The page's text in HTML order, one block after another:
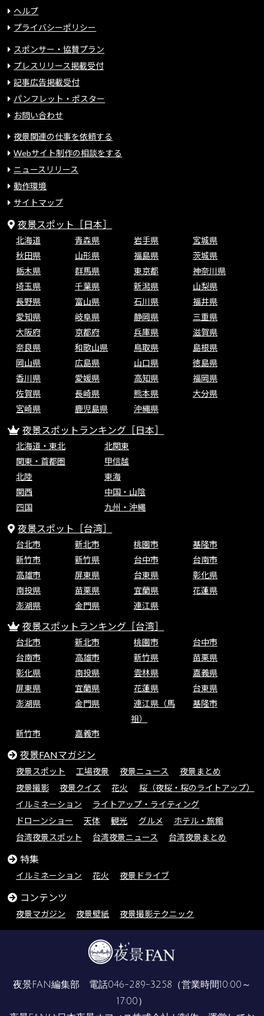
ヘルプ
プライバシーポリシー
スポンサー・協賛プラン
プレスリリース掲載受付
記事広告掲載受付
パンフレット・ポスター
お問い合わせ
夜景関連の仕事を依頼する
Webサイト制作の相談をする
ニュースリリース
動作環境
サイトマップ
夜景スポット［日本］
北海道 青森県 岩手県
宮城県
秋田県
山形県 福島県
茨城県
栃木県
群馬県 東京都
神奈川県
埼玉県
千葉県 新潟県
山梨県
長野県
富山県 石川県
福井県
愛知県
岐阜県 静岡県
三重県
大阪府
京都府 兵庫県
滋賀県
奈良県
和歌山県 鳥取県
島根県
岡山県
広島県 山口県
徳島県
香川県
愛媛県 高知県
福岡県
佐賀県
長崎県 熊本県
大分県
宮崎県
鹿児島県 沖縄県
夜景スポットランキング［日本］
北海道・東北
北関東
関東・首都圏
甲信越
北陸
東海
関西
中国・山陰
四国
九州・沖縄
夜景スポット［台湾］
台北市 新北市 桃園市
基隆市
新竹市
新竹県 台中市
台南市
高雄市
屏東県 台東県
彰化県
南投県
苗栗県 宜蘭県
花蓮県
澎湖県
金門県 連江県
夜景スポットランキング［台湾］
台北市 新北市 桃園市
台中市
台南市
高雄市 新竹県
苗栗県
彰化県
南投県 雲林県
嘉義県
屏東県
宜蘭県 花蓮県
台東県
澎湖県
金門県
連江県（馬
祖）
基隆市
新竹市 嘉義市
夜景FANマガジン
夜景スポット 工場夜景 夜景ニュース
夜景まとめ
夜景撮影
夜景クイズ 花火
桜（夜桜・桜のライトアップ）
イルミネーション
ライトアップ・ライティング
ドローンショー
天体 観光 グルメ
ホテル・旅館
台湾夜景スポット
台湾夜景ニュース 台湾夜景まとめ
特集
イルミネーション 花火 夜景ドライブ
コンテンツ
夜景マガジン 夜景壁紙 夜景撮影テクニック
夜景FAN編集部 電話046-289-3258 （営業時間10:00～
17:00）